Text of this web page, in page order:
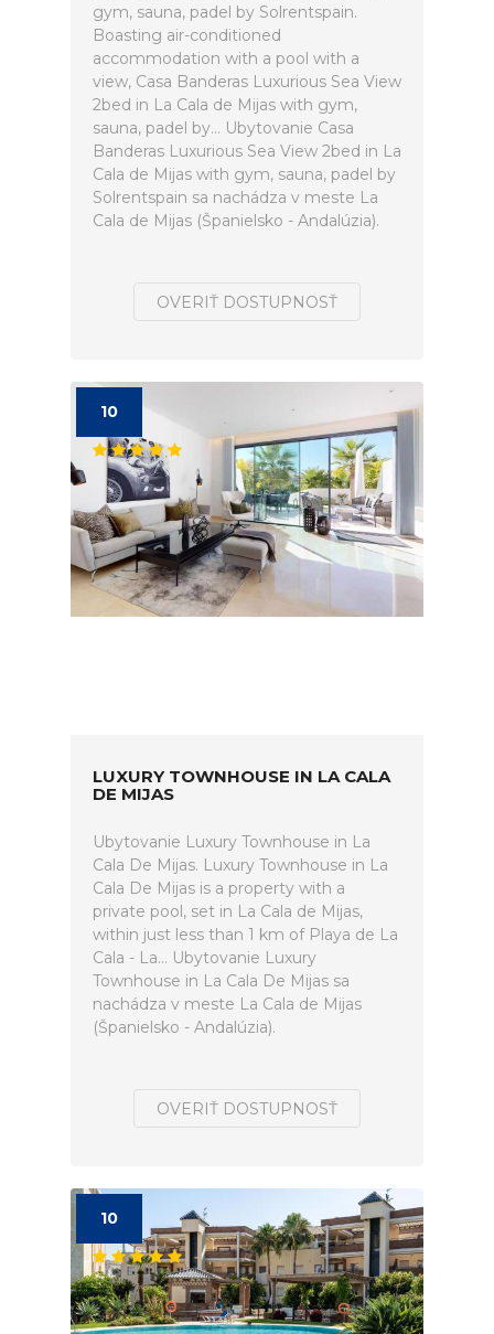
gym, sauna, padel by Solrentspain.
Boasting air-conditioned
accommodation with a pool with a
view, Casa Banderas Luxurious Sea View
2bed in La Cala de Mijas with gym,
sauna, padel by... Ubytovanie Casa
Banderas Luxurious Sea View 2bed in La
Cala de Mijas with gym, sauna, padel by
Solrentspain sa nachádza v meste La
Cala de Mijas (Španielsko - Andalúzia).
OVERIŤ DOSTUPNOSŤ
10
LUXURY TOWNHOUSE IN LA CALA
DE MIJAS
Ubytovanie Luxury Townhouse in La
Cala De Mijas. Luxury Townhouse in La
Cala De Mijas is a property with a
private pool, set in La Cala de Mijas,
within just less than 1 km of Playa de La
Cala - La... Ubytovanie Luxury
Townhouse in La Cala De Mijas sa
nachádza v meste La Cala de Mijas
(Španielsko - Andalúzia).
OVERIŤ DOSTUPNOSŤ
10